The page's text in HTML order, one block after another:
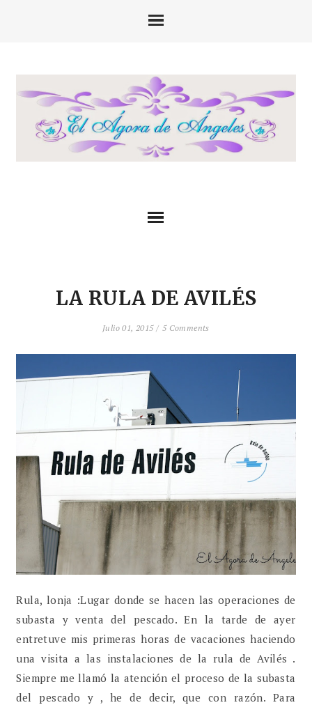
LA RULA DE AVILÉS
Julio 01, 2015 / 5 Comments
Rula, lonja :Lugar donde se hacen las operaciones de
subasta y venta del pescado. En la tarde de ayer
entretuve mis primeras horas de vacaciones haciendo
una visita a las instalaciones de la rula de Avilés .
Siempre me llamó la atención el proceso de la subasta
del pescado y , he de decir, que con razón. Para